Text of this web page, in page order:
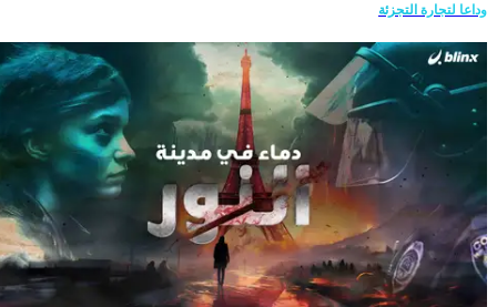
وداعا لتجارة التجزئة